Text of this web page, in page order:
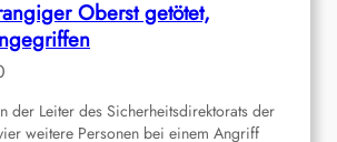
Oberst getötet,
der Leiter des Sicherheitsdirektorats der
weitere Personen bei einem Angriff